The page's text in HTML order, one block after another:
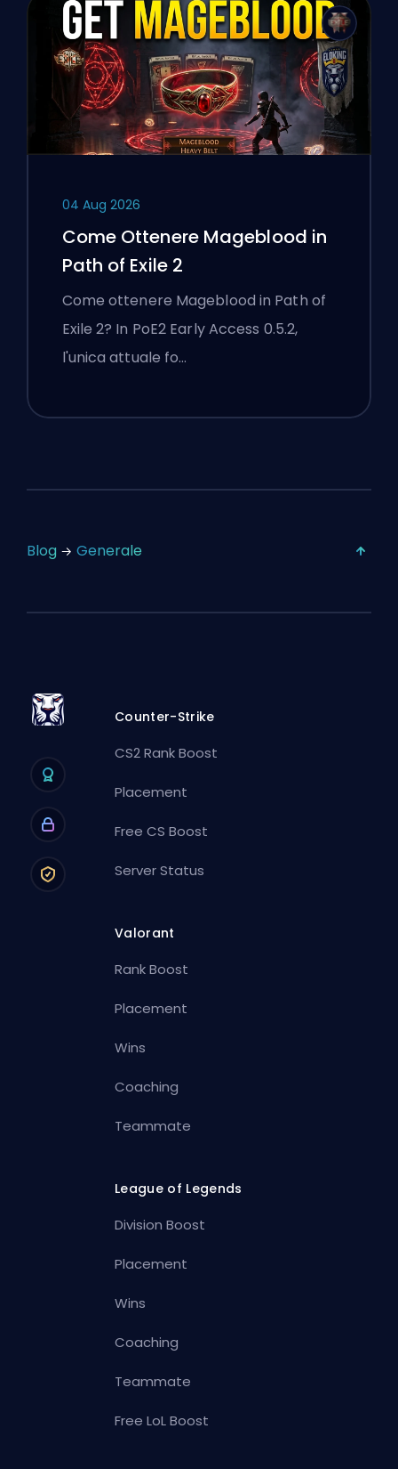
04 Aug 2026
Come Ottenere Mageblood in
Path of Exile 2
Come ottenere Mageblood in Path of
Exile 2? In PoE2 Early Access 0.5.2,
l'unica attuale fo…
Blog Generale
Counter-Strike
CS2 Rank Boost
Placement
Free CS Boost
Server Status
Valorant
Rank Boost
Placement
Wins
Coaching
Teammate
League of Legends
Division Boost
Placement
Wins
Coaching
Teammate
Free LoL Boost